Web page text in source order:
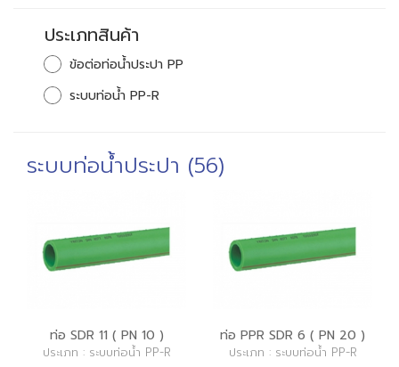
ประเภทสินค้า
ข้อต่อท่อน้ำประปา PP
ระบบท่อน้ำ PP-R
ระบบท่อน้ำประปา (56)
ท่อ SDR 11 ( PN 10 )
ประเภท : ระบบท่อน้ำ PP-R
ท่อ PPR SDR 6 ( PN 20 )
ประเภท : ระบบท่อน้ำ PP-R